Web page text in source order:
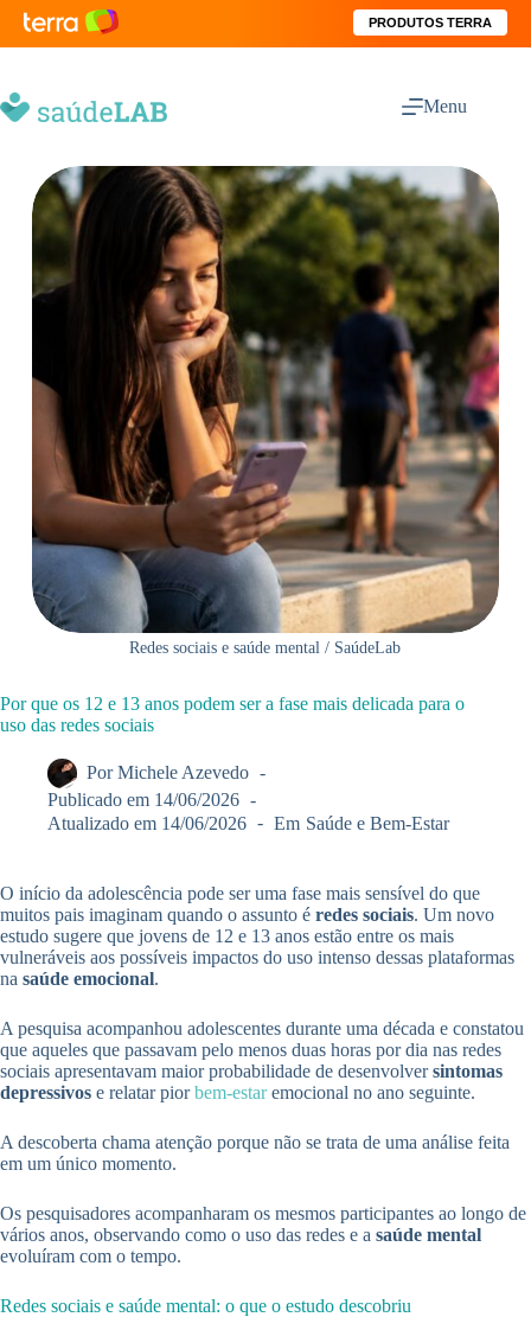
PRODUTOS TERRA
Menu
Redes sociais e saúde mental / SaúdeLab
Por que os 12 e 13 anos podem ser a fase mais delicada para o
uso das redes sociais
Por Michele Azevedo
Publicado em 14/06/2026
Atualizado em 14/06/2026 Em Saúde e Bem-Estar
O início da adolescência pode ser uma fase mais sensível do que
muitos pais imaginam quando o assunto é redes sociais. Um novo
estudo sugere que jovens de 12 e 13 anos estão entre os mais
vulneráveis aos possíveis impactos do uso intenso dessas plataformas
na saúde emocional.
A pesquisa acompanhou adolescentes durante uma década e constatou
que aqueles que passavam pelo menos duas horas por dia nas redes
sociais apresentavam maior probabilidade de desenvolversintomas
depressivos e relatar piorbem-estaremocional no ano seguinte.
A descoberta chama atenção porque não se trata de uma análise feita
em um único momento.
Os pesquisadores acompanharam os mesmos participantes ao longo de
vários anos, observando como o uso das redes e a saúde mental
evoluíram com o tempo.
Redes sociais e saúde mental: o que o estudo descobriu